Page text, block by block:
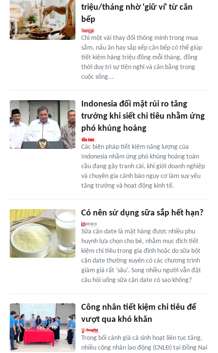
triệu/tháng nhờ 'giữ ví' từ căn
bếp
Chỉ một vài thay đổi thông minh trong mua
sắm, nấu ăn hay sắp xếp căn bếp có thể giúp
tiết kiệm hàng triệu đồng mỗi tháng, đồng
thời duy trì sự tiện nghi và cân bằng trong
cuộc sống...
Indonesia đối mặt rủi ro tăng
trưởng khi siết chi tiêu nhằm ứng
phó khủng hoảng
Các biện pháp tiết kiệm năng lượng của
Indonesia nhằm ứng phó khủng hoảng toàn
cầu đang gây tranh cãi, khi giới doanh nghiệp
và chuyên gia cảnh báo nguy cơ làm suy yếu
tăng trưởng và hoạt động kinh tế.
Có nên sử dụng sữa sắp hết hạn?
Sữa cận date là mặt hàng được nhiều phụ
huynh lựa chọn cho bé, nhằm mục đích tiết
kiệm chi tiêu trong gia đình hoặc do sữa bột
cận date thường xuyên có các chương trình
giảm giá rất 'sâu'. Song nhiều người vẫn đặt
câu hỏi uống sữa cận date có sao không?
Công nhân tiết kiệm chi tiêu để
vượt qua khó khăn
Trong bối cảnh giá cả sinh hoạt liên tục tăng,
nhiều công nhân lao động (CNLÐ) tại Ðồng Nai